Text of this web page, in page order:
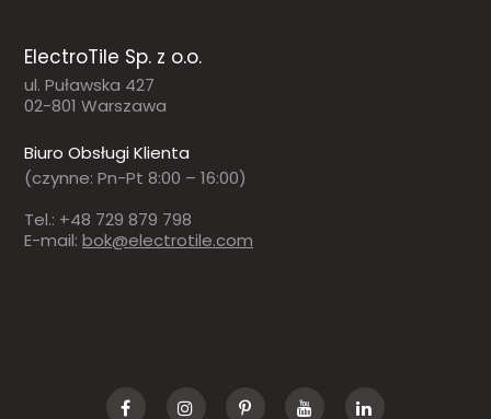
ElectroTile Sp. z o.o.
ul. Puławska 427
02-801 Warszawa
Biuro Obsługi Klienta
(czynne: Pn-Pt 8:00 – 16:00)
Tel.: +48 729 879 798
E-mail: bok@electrotile.com